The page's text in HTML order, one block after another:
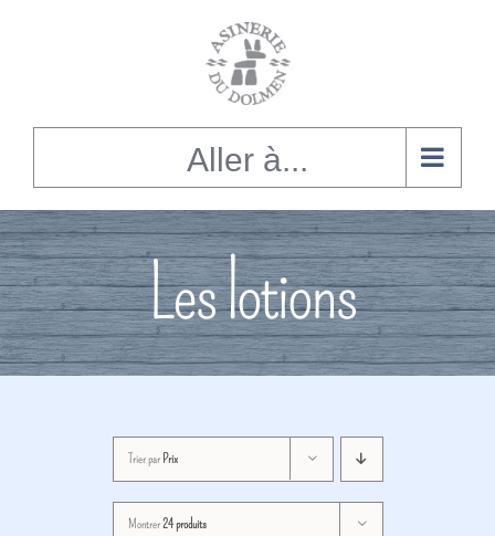
Aller à...
Les lotions
Trier par Prix
Montrer24 produits